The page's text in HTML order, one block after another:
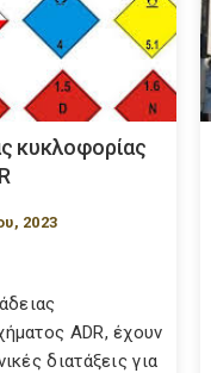
κυκλοφορίας
2023
ADR, έχουν
διατάξεις για